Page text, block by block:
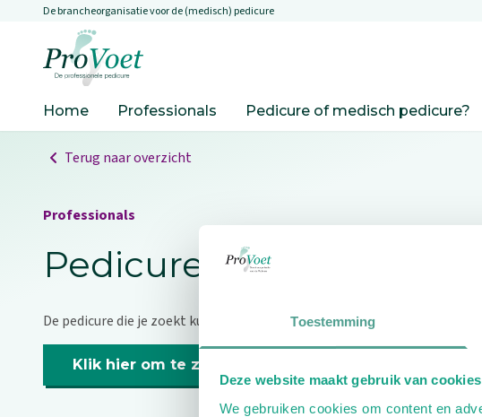
Toestemming
Deze website maakt gebruik van cookies
We gebruiken cookies om content en
Overslaan en naar de inhoud gaan
De brancheorganisatie voor de (medisch) pedicure
Home Professionals Pedicure of medisch pedicure?
Terug naar overzicht
Professionals
Pedicure niet gevonden
De pedicure die je zoekt kunnen we niet vinden.
Klik hier om te zoeken naar een andere pedicure.